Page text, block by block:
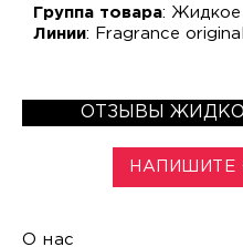
Группа товара: Жидкое
Линии: Fragrance
ОТЗЫВЫ
НАПИШИТЕ
О нас